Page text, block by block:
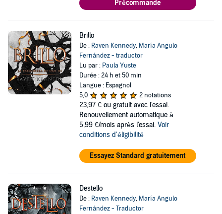
Précommande
Brillo
De : Raven Kennedy, María Angulo
Fernández - traductor
Lu par : Paula Yuste
Durée : 24 h et 50 min
Langue : Espagnol
5,0
2 notations
23,97 € ou gratuit avec l'essai.
Renouvellement automatique à
5,99 €/mois après l'essai. Voir
conditions d'éligibilité
Essayez Standard gratuitement
Destello
De : Raven Kennedy, María Angulo
Fernández - Traductor